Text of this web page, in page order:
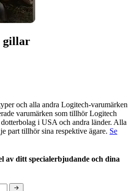
gillar
och alla andra Logitech-varumärken
varumärken som tillhör Logitech
i USA och andra länder. Alla
part tillhör sina respektive ägare. Se
av ditt specialerbjudande och dina